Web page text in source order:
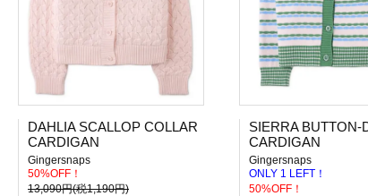
DAHLIA SCALLOP COLLAR
CARDIGAN
Gingersnaps
50%OFF！
13,090円(税1,190円)
SIERRA BUTTON-
CARDIGAN
Gingersnaps
ONLY 1 LEFT！
50%OFF！